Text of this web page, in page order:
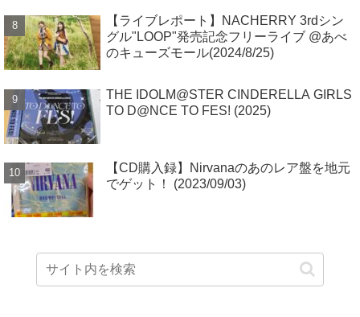
【ライブレポート】NACHERRY 3rdシン
グル"LOOP"発売記念フリーライブ @あべ
のキューズモール(2024/8/25)
THE IDOLM@STER CINDERELLA GIRLS
TO D@NCE TO FES! (2025)
【CD購入録】Nirvanaのあのレア盤を地元
でゲット！ (2023/09/03)